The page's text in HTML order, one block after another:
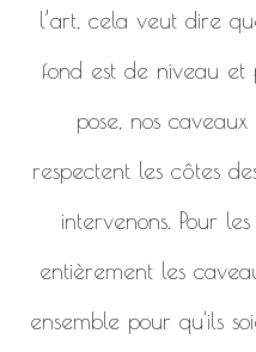
l’art, cela veut dire
fond est de niveau et
pose, nos
respectent les côtes
intervenons. Pour
entièrement les
ensemble pour qu'ils